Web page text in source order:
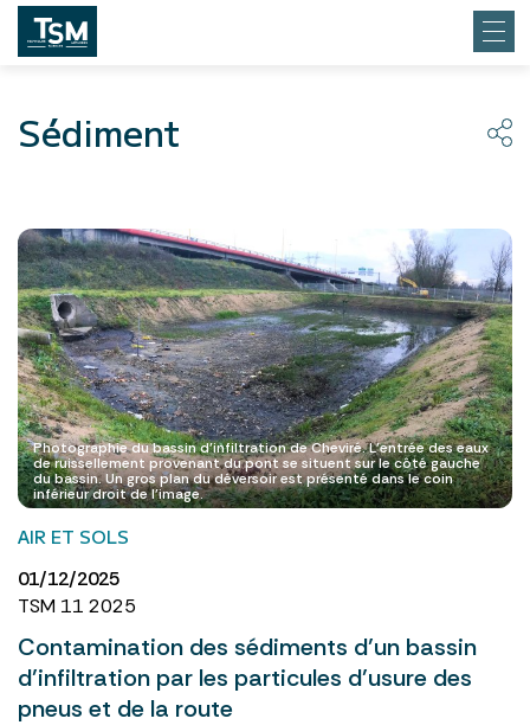
Sédiment
Photographie du bassin d'infiltration de Cheviré. L'entrée des eaux
de ruissellement provenant du pont se situent sur le côté gauche
du bassin. Un gros plan du déversoir est présenté dans le coin
inférieur droit de l'image.
AIR ET SOLS
01/12/2025
TSM 11 2025
Contamination des sédiments d’un bassin
d’infiltration par les particules d’usure des
pneus et de la route